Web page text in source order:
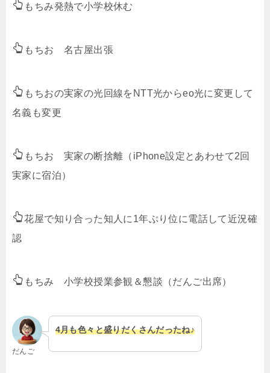
もちみ発熱で小学校休む
もちお 名古屋出張
もちおの実家の光回線をNTT光からeo光に変更して
名義も変更
もちお 実家の断捨離（iPhone設定とあわせて2回
実家に宿泊）
花屋で知り合った知人に1年ぶり位に電話して近況確
認
もちみ 小学校授業参観＆懇談（だんご出席）
だんご
4月も色々と盛りだくさんだったね♪